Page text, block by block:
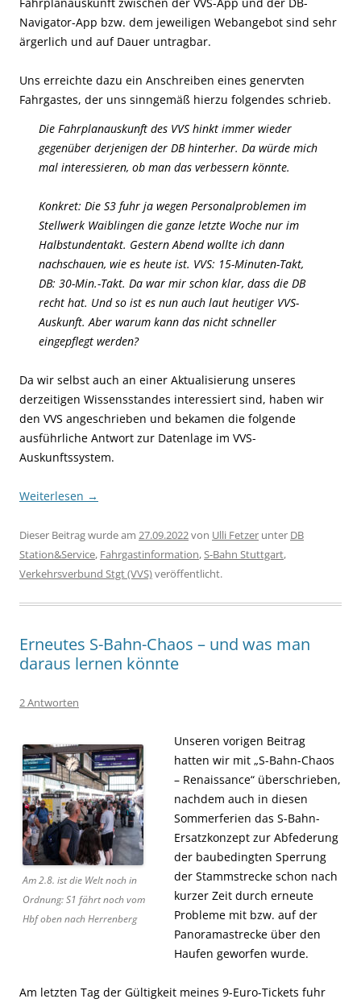
Navigator-App bzw. dem jeweiligen Webangebot sind sehr
ärgerlich und auf Dauer untragbar.
Uns erreichte dazu ein Anschreiben eines genervten
Fahrgastes, der uns sinngemäß hierzu folgendes schrieb.
Die Fahrplanauskunft des VVS hinkt immer wieder
gegenüber derjenigen der DB hinterher. Da würde mich
mal interessieren, ob man das verbessern könnte.
Konkret: Die S3 fuhr ja wegen Personalproblemen im
Stellwerk Waiblingen die ganze letzte Woche nur im
Halbstundentakt. Gestern Abend wollte ich dann
nachschauen, wie es heute ist. VVS: 15-Minuten-Takt,
DB: 30-Min.-Takt. Da war mir schon klar, dass die DB
recht hat. Und so ist es nun auch laut heutiger VVS-
Auskunft. Aber warum kann das nicht schneller
eingepflegt werden?
Da wir selbst auch an einer Aktualisierung unseres
derzeitigen Wissensstandes interessiert sind, haben wir
den VVS angeschrieben und bekamen die folgende
ausführliche Antwort zur Datenlage im VVS-
Auskunftssystem.
Weiterlesen →
Dieser Beitrag wurde am 27.09.2022von Ulli Fetzer unter DB
Station&Service, Fahrgastinformation,S-Bahn Stuttgart,
Verkehrsverbund Stgt (VVS)veröffentlicht.
Erneutes S-Bahn-Chaos – und was man
daraus lernen könnte
2 Antworten
Am 2.8. ist die Welt noch in
Ordnung: S1 fährt noch vom
Hbf oben nach Herrenberg
Unseren vorigen Beitrag
hatten wir mit „S-Bahn-Chaos
– Renaissance“ überschrieben,
nachdem auch in diesen
Sommerferien das S-Bahn-
Ersatzkonzept zur Abfederung
der baubedingten Sperrung
der Stammstrecke schon nach
kurzer Zeit durch erneute
Probleme mit bzw. auf der
Panoramastrecke über den
Haufen geworfen wurde.
Am letzten Tag der Gültigkeit meines 9-Euro-Tickets fuhr